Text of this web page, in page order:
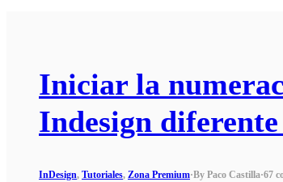
Iniciar la
Indesign
InDesign, Tutoriales, Zona Premium·By Paco Castilla·67